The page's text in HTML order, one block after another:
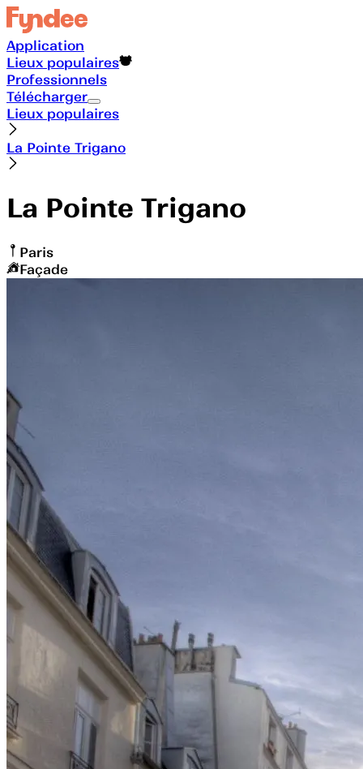
Application
Lieux populaires
Professionnels
Télécharger
Lieux populaires
La Pointe Trigano
La Pointe Trigano
Paris
Façade